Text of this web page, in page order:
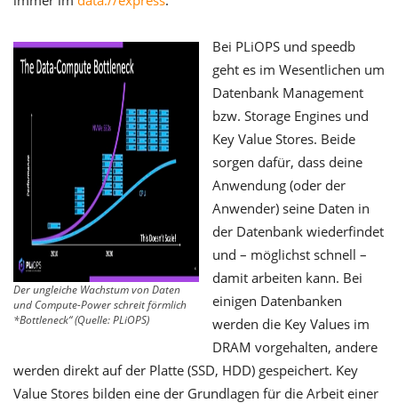
Der ungleiche Wachstum von Daten
und Compute-Power schreit förmlich
*Bottleneck“ (Quelle: PLiOPS)
Bei PLiOPS und speedb
geht es im Wesentlichen um
Datenbank Management
bzw. Storage Engines und
Key Value Stores. Beide
sorgen dafür, dass deine
Anwendung (oder der
Anwender) seine Daten in
der Datenbank wiederfindet
und – möglichst schnell –
damit arbeiten kann. Bei
einigen Datenbanken
werden die Key Values im
DRAM vorgehalten, andere
werden direkt auf der Platte (SSD, HDD) gespeichert. Key
Value Stores bilden eine der Grundlagen für die Arbeit einer